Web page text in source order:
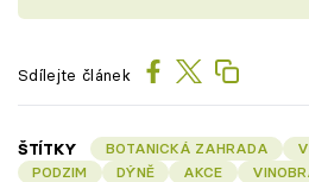
Sdílejte článek
ŠTÍTKY BOTANICKÁ ZAHRADA
PODZIM
DÝNĚ AKCE